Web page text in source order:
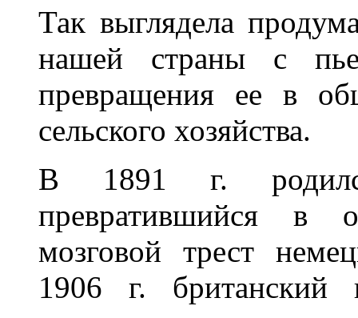
Так выглядела
нашей страны с
превращения ее в
сельского хозяйства.
В 1891 г.
превратившийся в
мозговой трест
1906 г. британский